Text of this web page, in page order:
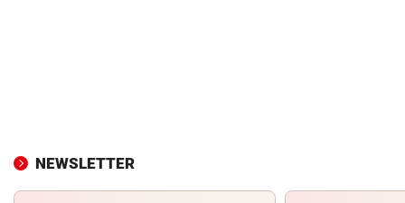
NEWSLETTER